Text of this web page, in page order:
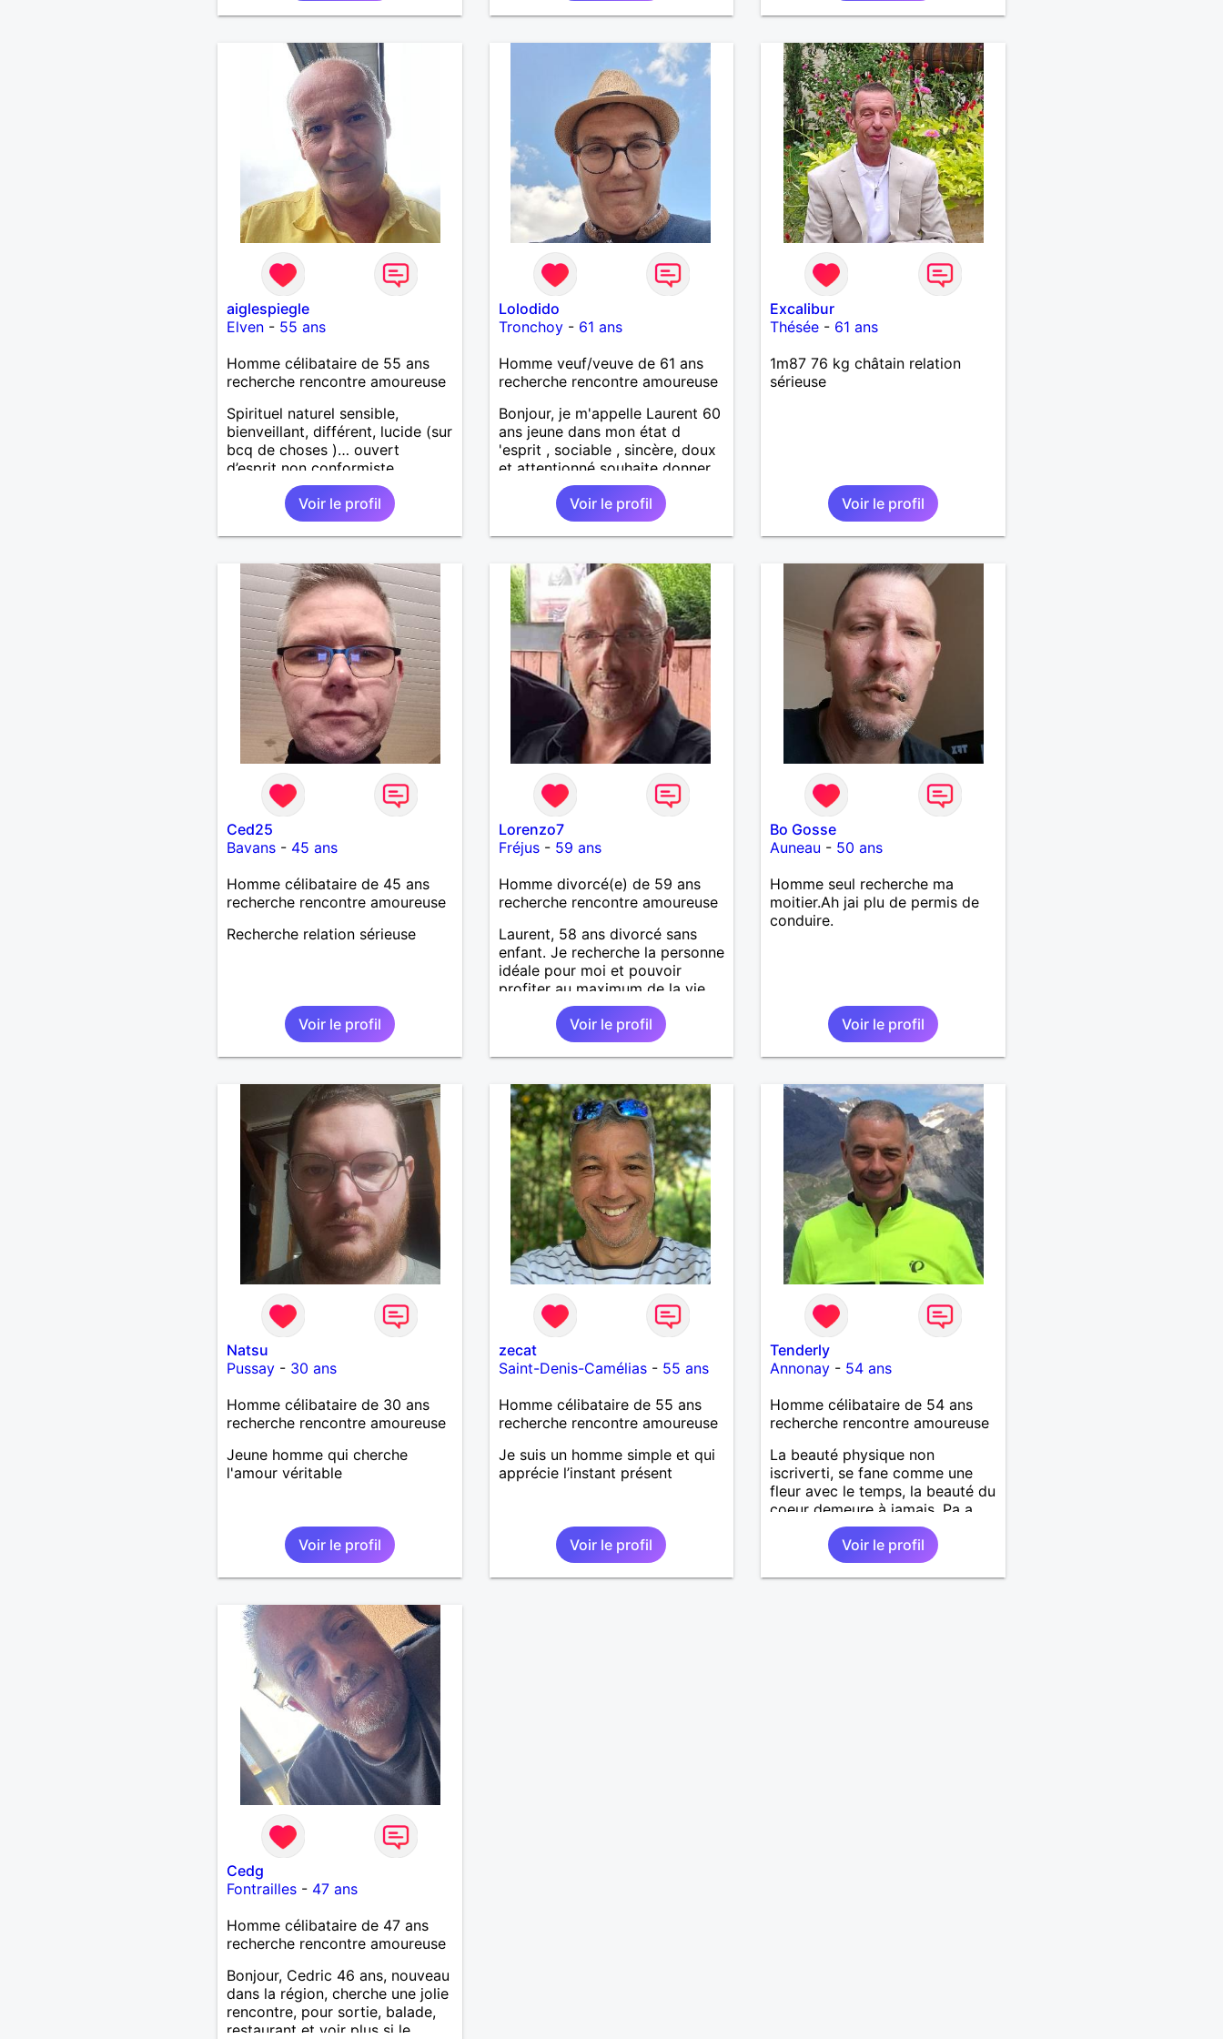
ravi….A très bientôt je l’espère.
cherche une relation amoureuse
aiglespiegle
Elven- 55 ans
Homme célibataire de 55 ans
recherche rencontre amoureuse
Spirituel naturel sensible,
bienveillant, différent, lucide (sur
bcq de choses )… ouvert
d’esprit non conformiste.
Recherche en l’autre un peu la
même chose…Voir le profil
Lolodido
Tronchoy- 61 ans
Homme veuf/veuve de 61 ans
recherche rencontre amoureuse
Bonjour, je m'appelle Laurent 60
ans jeune dans mon état d
'esprit , sociable , sincère, doux
et attentionné souhaite donner
de la tendresse , de l'amour et
beaucoup de bonheur a la
femme qui souhaitera partager
ma vie . Bientôt en retraite a la
contrainte. Digne de confiance à
la femme qui voudras m 'en
accorder en toute sincérité.
Pour le reste venez me
découvrir par un échange.
Voir le profil
Excalibur
Thésée - 61 ans
1m87 76 kg châtain relation
sérieuse
Voir le profil
Ced25
Bavans- 45 ans
Homme célibataire de 45 ans
recherche rencontre amoureuse
Recherche relation sérieuse
Voir le profil
Lorenzo7
Fréjus- 59 ans
Homme divorcé(e) de 59 ans
recherche rencontre amoureuse
Laurent, 58 ans divorcé sans
enfant. Je recherche la personne
idéale pour moi et pouvoir
profiter au maximum de la vie
de couple
Voir le profil
Bo Gosse
Auneau - 50 ans
Homme seul recherche ma
moitier.Ah jai plu de permis de
conduire.
Voir le profil
Natsu
Pussay- 30 ans
Homme célibataire de 30 ans
recherche rencontre amoureuse
Jeune homme qui cherche
l'amour véritable
Voir le profil
zecat
Saint-Denis-Camélias- 55 ans
Homme célibataire de 55 ans
recherche rencontre amoureuse
Je suis un homme simple et qui
apprécie l’instant présent
Voir le profil
Tenderly
Annonay - 54 ans
Homme célibataire de 54 ans
recherche rencontre amoureuse
La beauté physique non
iscriverti, se fane comme une
fleur avec le temps, la beauté du
coeur demeure à jamais, Pa a
Voir le profil
Cedg
Fontrailles- 47 ans
Homme célibataire de 47 ans
recherche rencontre amoureuse
Bonjour, Cedric 46 ans, nouveau
dans la région, cherche une jolie
rencontre, pour sortie, balade,
restaurant et voir plus si le